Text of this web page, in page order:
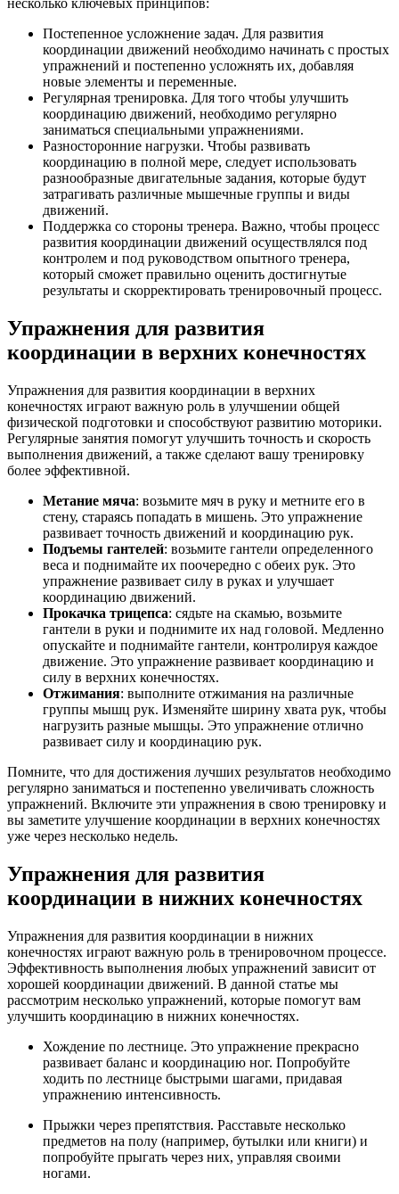
Постепенное усложнение задач. Для развития
координации движений необходимо начинать с простых
упражнений и постепенно усложнять их, добавляя
новые элементы и переменные.
Регулярная тренировка. Для того чтобы улучшить
координацию движений, необходимо регулярно
заниматься специальными упражнениями.
Разносторонние нагрузки. Чтобы развивать
координацию в полной мере, следует использовать
разнообразные двигательные задания, которые будут
затрагивать различные мышечные группы и виды
движений.
Поддержка со стороны тренера. Важно, чтобы процесс
развития координации движений осуществлялся под
контролем и под руководством опытного тренера,
который сможет правильно оценить достигнутые
результаты и скорректировать тренировочный процесс.
Упражнения для развития
координации в верхних конечностях
Упражнения для развития координации в верхних
конечностях играют важную роль в улучшении общей
физической подготовки и способствуют развитию моторики.
Регулярные занятия помогут улучшить точность и скорость
выполнения движений, а также сделают вашу тренировку
более эффективной.
Метание мяча: возьмите мяч в руку и метните его в
стену, стараясь попадать в мишень. Это упражнение
развивает точность движений и координацию рук.
Подъемы гантелей: возьмите гантели определенного
веса и поднимайте их поочередно с обеих рук. Это
упражнение развивает силу в руках и улучшает
координацию движений.
Прокачка трицепса: сядьте на скамью, возьмите
гантели в руки и поднимите их над головой. Медленно
опускайте и поднимайте гантели, контролируя каждое
движение. Это упражнение развивает координацию и
силу в верхних конечностях.
Отжимания: выполните отжимания на различные
группы мышц рук. Изменяйте ширину хвата рук, чтобы
нагрузить разные мышцы. Это упражнение отлично
развивает силу и координацию рук.
Помните, что для достижения лучших результатов необходимо
регулярно заниматься и постепенно увеличивать сложность
упражнений. Включите эти упражнения в свою тренировку и
вы заметите улучшение координации в верхних конечностях
уже через несколько недель.
Упражнения для развития
координации в нижних конечностях
Упражнения для развития координации в нижних
конечностях играют важную роль в тренировочном процессе.
Эффективность выполнения любых упражнений зависит от
хорошей координации движений. В данной статье мы
рассмотрим несколько упражнений, которые помогут вам
улучшить координацию в нижних конечностях.
Хождение по лестнице. Это упражнение прекрасно
развивает баланс и координацию ног. Попробуйте
ходить по лестнице быстрыми шагами, придавая
упражнению интенсивность.
Прыжки через препятствия. Расставьте несколько
предметов на полу (например, бутылки или книги) и
попробуйте прыгать через них, управляя своими
ногами.